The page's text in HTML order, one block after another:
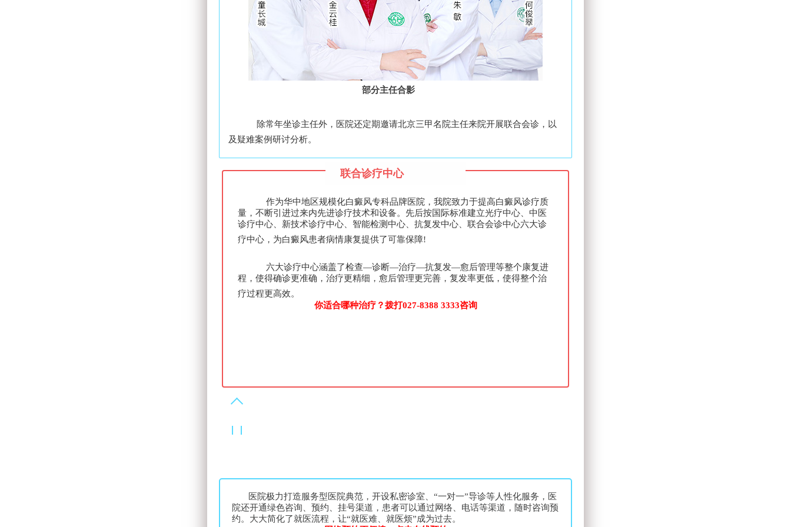
部分主任合影
除常年坐诊主任外，医院还定期邀请北京三甲名院主任来院开展联合会诊，以
及疑难案例研讨分析。
联合诊疗中心
作为华中地区规模化白癜风专科品牌医院，我院致力于提高白癜风诊疗质
量，不断引进过来内先进诊疗技术和设备。先后按国际标准建立光疗中心、中医
诊疗中心、新技术诊疗中心、智能检测中心、抗复发中心、联合会诊中心六大诊
疗中心，为白癜风患者病情康复提供了可靠保障!
六大诊疗中心涵盖了检查—诊断—治疗—抗复发—愈后管理等整个康复进
程，使得确诊更准确，治疗更精细，愈后管理更完善，复发率更低，使得整个治
疗过程更高效。
你适合哪种治疗？拨打027-8388 3333咨询
医院极力打造服务型医院典范，开设私密诊室、“一对一”导诊等人性化服务，医
院还开通绿色咨询、预约、挂号渠道，患者可以通过网络、电话等渠道，随时咨询预
约。大大简化了就医流程，让“就医难、就医烦”成为过去。